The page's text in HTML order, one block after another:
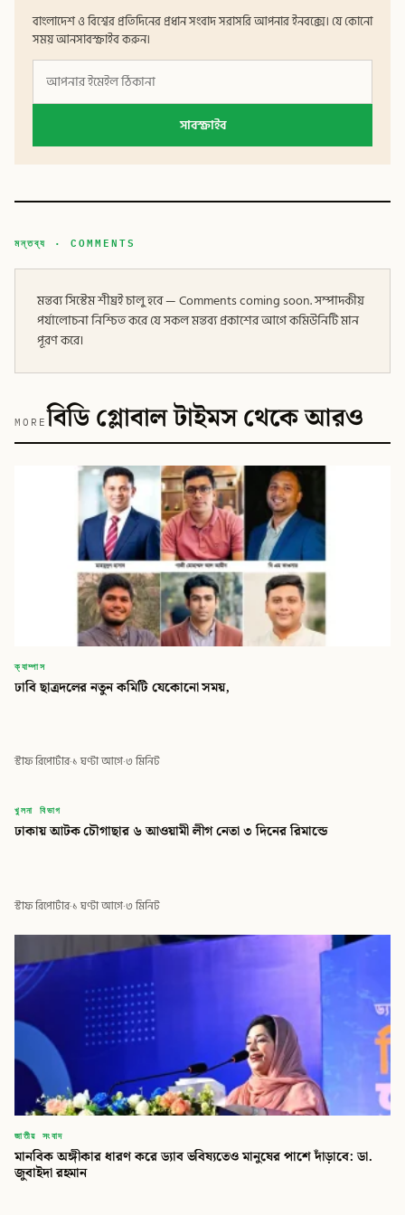
বাংলাদেশ ও বিশ্বের প্রতিদিনের প্রধান সংবাদ সরাসরি আপনার ইনবক্সে। যে কোনো
সময় আনসাবস্ক্রাইব করুন।
সাবস্ক্রাইব
মন্তব্য · COMMENTS
মন্তব্য সিস্টেম শীঘ্রই চালু হবে — Comments coming soon. সম্পাদকীয়
পর্যালোচনা নিশ্চিত করে যে সকল মন্তব্য প্রকাশের আগে কমিউনিটি মান
পূরণ করে।
MOREবিডি গ্লোবাল টাইমস থেকে আরও
ক্যাম্পাস
ঢাবি ছাত্রদলের নতুন কমিটি যেকোনো সময়,
স্টাফ রিপোর্টার·১ ঘণ্টা আগে·৩ মিনিট
বিডি
বিডি গ্লোবাল টাইমস
খুলনা বিভাগ
ঢাকায় আটক চৌগাছার ৬ আওয়ামী লীগ নেতা ৩ দিনের রিমান্ডে
স্টাফ রিপোর্টার·১ ঘণ্টা আগে·৩ মিনিট
জাতীয় সংবাদ
মানবিক অঙ্গীকার ধারণ করে ড্যাব ভবিষ্যতেও মানুষের পাশে দাঁড়াবে: ডা.
জুবাইদা রহমান